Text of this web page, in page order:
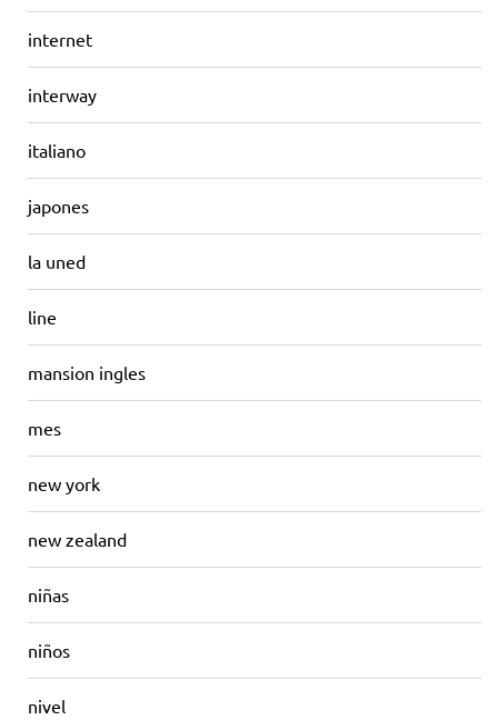
internet
interway
italiano
japones
la uned
line
mansion ingles
mes
new york
new zealand
niñas
niños
nivel